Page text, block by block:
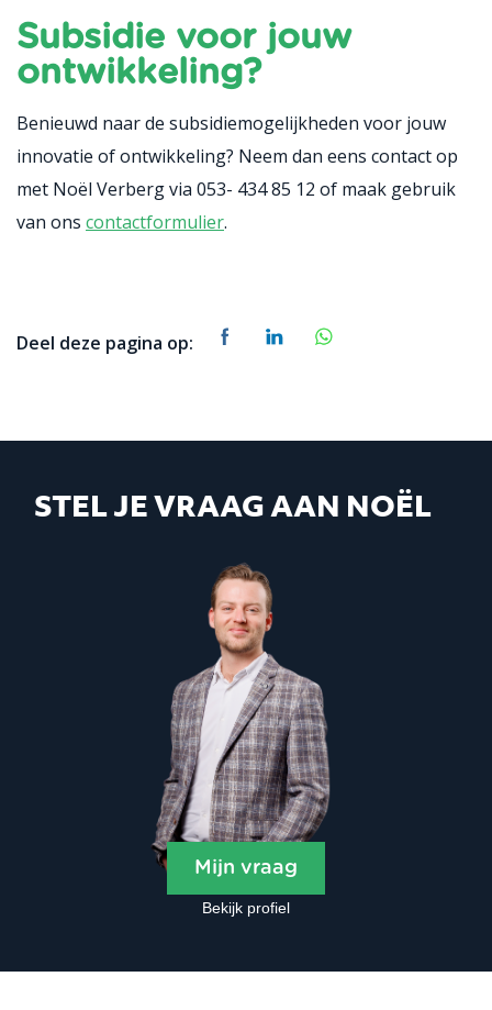
Subsidie voor jouw
ontwikkeling?
Benieuwd naar de subsidiemogelijkheden voor jouw
innovatie of ontwikkeling? Neem dan eens contact op
met Noël Verberg via 053- 434 85 12 of maak gebruik
van ons contactformulier.
Deel deze pagina op:
STEL JE VRAAG AAN NOËL
Mijn vraag
Bekijk profiel